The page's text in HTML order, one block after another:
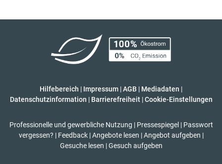
Hilfebereich | Impressum |AGB | Mediadaten |
Datenschutzinformation | Barrierefreiheit | Cookie-Einstellungen
Professionelle und gewerbliche Nutzung | Pressespiegel | Passwort
vergessen? | Feedback | Angebote lesen | Angebot aufgeben |
Gesuche lesen | Gesuch aufgeben